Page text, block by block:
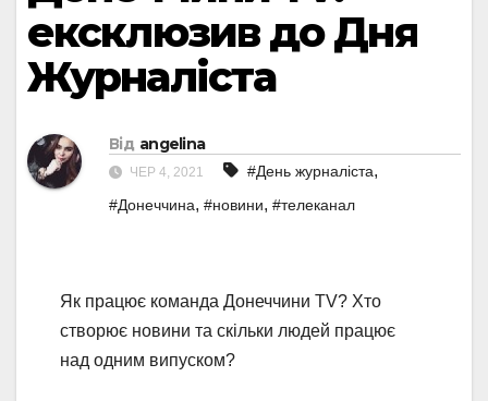
ексклюзив до Дня
Журналіста
Від angelina
ЧЕР 4, 2021 #День журналіста,
#Донеччина, #новини, #телеканал
Як працює команда Донеччини TV? Хто
створює новини та скільки людей працює
над одним випуском?